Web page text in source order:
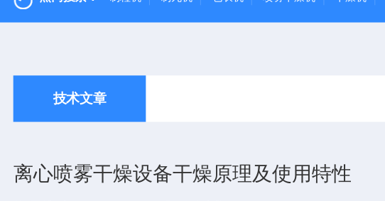
技术文章
离心喷雾干燥设备干燥原理及使用特性